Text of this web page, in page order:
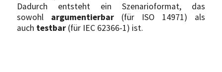
Dadurch entsteht ein Szenarioformat, das
sowohl argumentierbar (für ISO 14971) als
auch testbar (für IEC 62366-1) ist.